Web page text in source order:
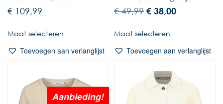
€ 109,99
Maat selecteren
Toevoegen aan verlanglijst
€49,99 € 38,00
Maat selecteren
Toevoegen aan verlanglijst
Aanbieding!